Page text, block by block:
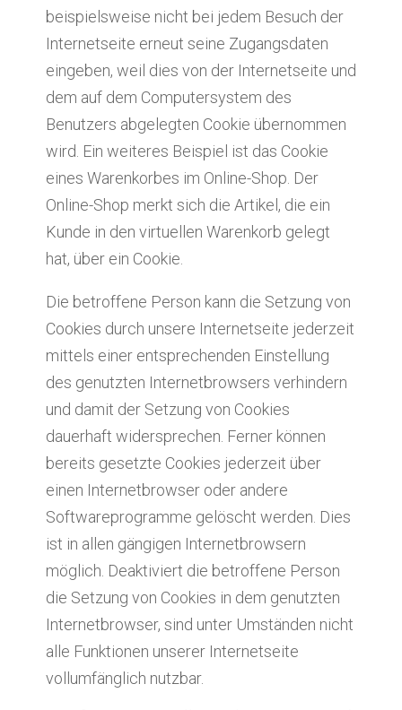
beispielsweise nicht bei jedem Besuch der
Internetseite erneut seine Zugangsdaten
eingeben, weil dies von der Internetseite und
dem auf dem Computersystem des
Benutzers abgelegten Cookie übernommen
wird. Ein weiteres Beispiel ist das Cookie
eines Warenkorbes im Online-Shop. Der
Online-Shop merkt sich die Artikel, die ein
Kunde in den virtuellen Warenkorb gelegt
hat, über ein Cookie.
Die betroffene Person kann die Setzung von
Cookies durch unsere Internetseite jederzeit
mittels einer entsprechenden Einstellung
des genutzten Internetbrowsers verhindern
und damit der Setzung von Cookies
dauerhaft widersprechen. Ferner können
bereits gesetzte Cookies jederzeit über
einen Internetbrowser oder andere
Softwareprogramme gelöscht werden. Dies
ist in allen gängigen Internetbrowsern
möglich. Deaktiviert die betroffene Person
die Setzung von Cookies in dem genutzten
Internetbrowser, sind unter Umständen nicht
alle Funktionen unserer Internetseite
vollumfänglich nutzbar.